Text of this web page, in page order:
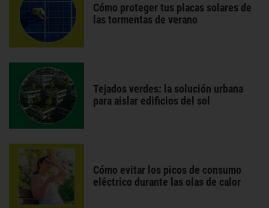
Cómo proteger tus placas solares de
las tormentas de verano
Tejados verdes: la solución urbana
para aislar edificios del sol
Cómo evitar los picos de consumo
eléctrico durante las olas de calor